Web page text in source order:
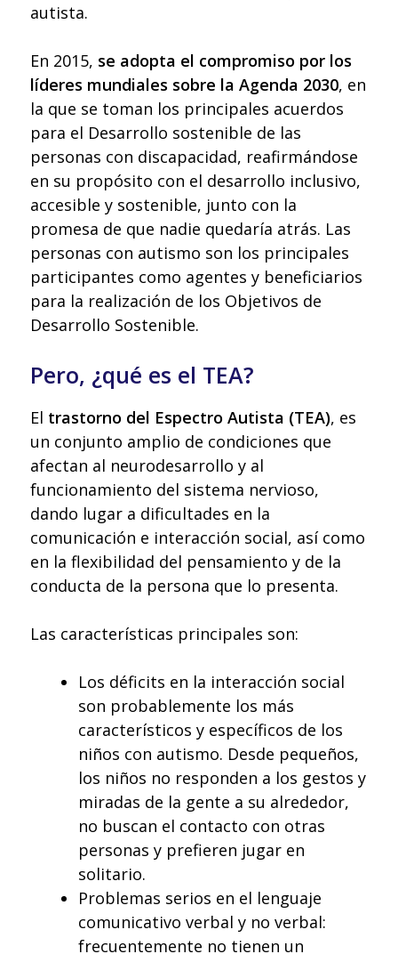
autista.
En 2015, se adopta el compromiso por los
líderes mundiales sobre la Agenda 2030, en
la que se toman los principales acuerdos
para el Desarrollo sostenible de las
personas con discapacidad, reafirmándose
en su propósito con el desarrollo inclusivo,
accesible y sostenible, junto con la
promesa de que nadie quedaría atrás. Las
personas con autismo son los principales
participantes como agentes y beneficiarios
para la realización de los Objetivos de
Desarrollo Sostenible.
Pero, ¿qué es el TEA?
El trastorno del Espectro Autista (TEA), es
un conjunto amplio de condiciones que
afectan al neurodesarrollo y al
funcionamiento del sistema nervioso,
dando lugar a dificultades en la
comunicación e interacción social, así como
en la flexibilidad del pensamiento y de la
conducta de la persona que lo presenta.
Las características principales son:
Los déficits en la interacción social
son probablemente los más
característicos y específicos de los
niños con autismo. Desde pequeños,
los niños no responden a los gestos y
miradas de la gente a su alrededor,
no buscan el contacto con otras
personas y prefieren jugar en
solitario.
Problemas serios en el lenguaje
comunicativo verbal y no verbal:
frecuentemente no tienen un